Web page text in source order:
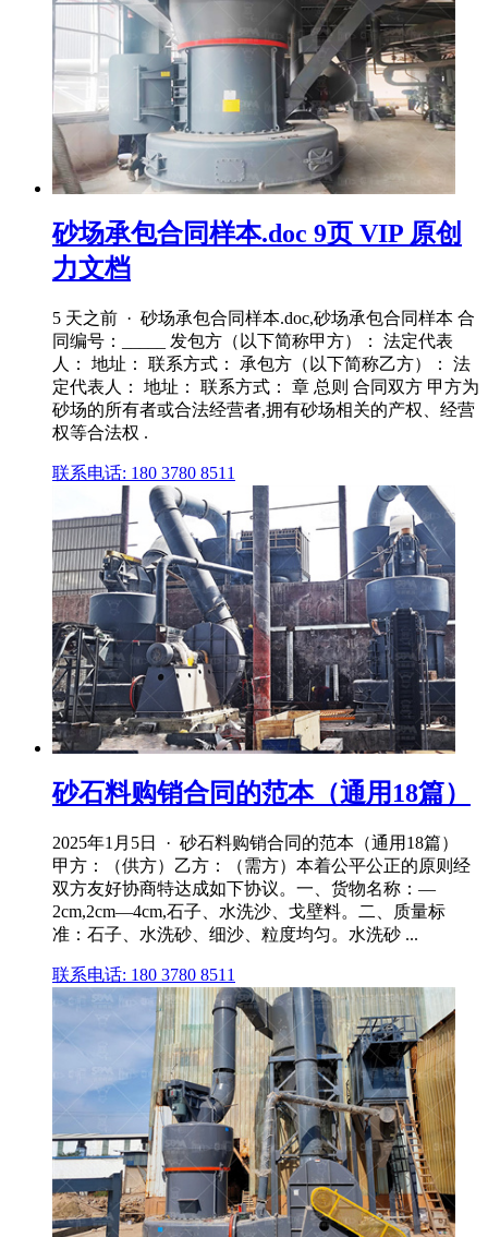
砂场承包合同样本.doc 9页 VIP 原创
力文档
5 天之前 · 砂场承包合同样本.doc,砂场承包合同样本 合
同编号：_____ 发包方（以下简称甲方）： 法定代表
人： 地址： 联系方式： 承包方（以下简称乙方）： 法
定代表人： 地址： 联系方式： 章 总则 合同双方 甲方为
砂场的所有者或合法经营者,拥有砂场相关的产权、经营
权等合法权 .
联系电话: 180 3780 8511
砂石料购销合同的范本（通用18篇）
2025年1月5日 · 砂石料购销合同的范本（通用18篇）
甲方：（供方）乙方：（需方）本着公平公正的原则经
双方友好协商特达成如下协议。一、货物名称：—
2cm,2cm—4cm,石子、水洗沙、戈壁料。二、质量标
准：石子、水洗砂、细沙、粒度均匀。水洗砂 ...
联系电话: 180 3780 8511